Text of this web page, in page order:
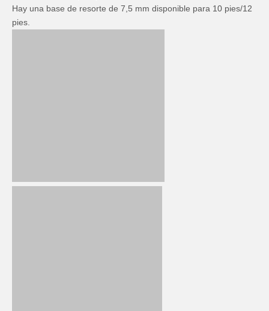
Hay una base de resorte de 7,5 mm disponible para 10 pies/12
pies.